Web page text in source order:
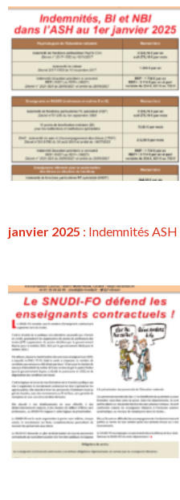
janvier 2025 : Indemnités ASH